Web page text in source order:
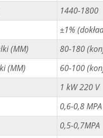
1440-1800
±1%
(MM)
80-180
(MM)
60-100
1 kW 220 V
0,6-0,8 MPA
0,5-0,7MPA